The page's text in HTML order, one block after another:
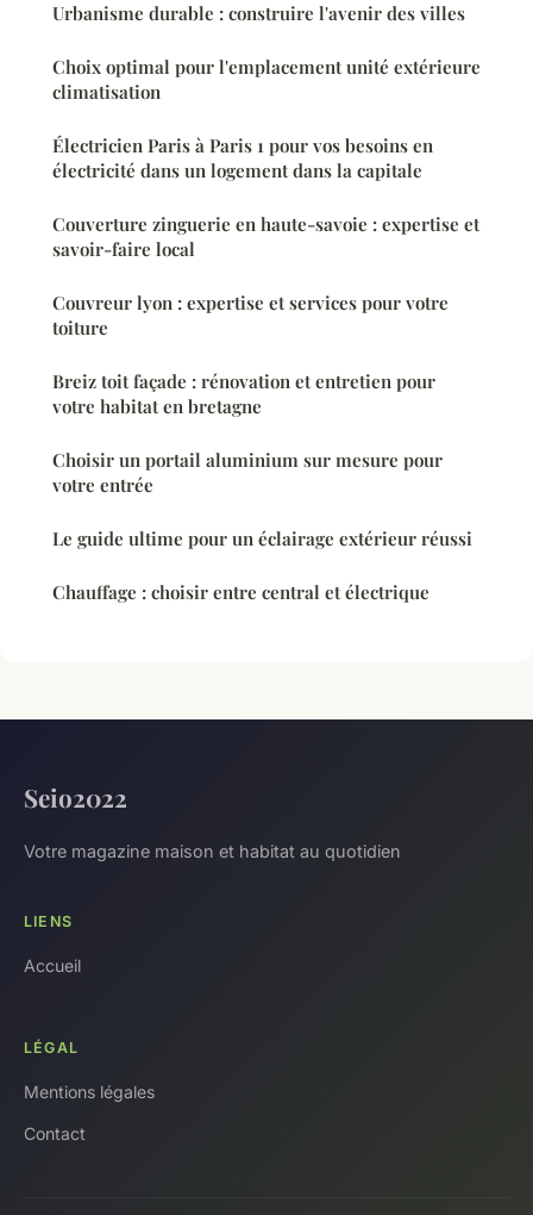
Urbanisme durable : construire l'avenir des villes
Choix optimal pour l'emplacement unité extérieure
climatisation
Électricien Paris à Paris 1 pour vos besoins en
électricité dans un logement dans la capitale
Couverture zinguerie en haute-savoie : expertise et
savoir-faire local
Couvreur lyon : expertise et services pour votre
toiture
Breiz toit façade : rénovation et entretien pour
votre habitat en bretagne
Choisir un portail aluminium sur mesure pour
votre entrée
Le guide ultime pour un éclairage extérieur réussi
Chauffage : choisir entre central et électrique
Seio2022
Votre magazine maison et habitat au quotidien
LIENS
Accueil
LÉGAL
Mentions légales
Contact